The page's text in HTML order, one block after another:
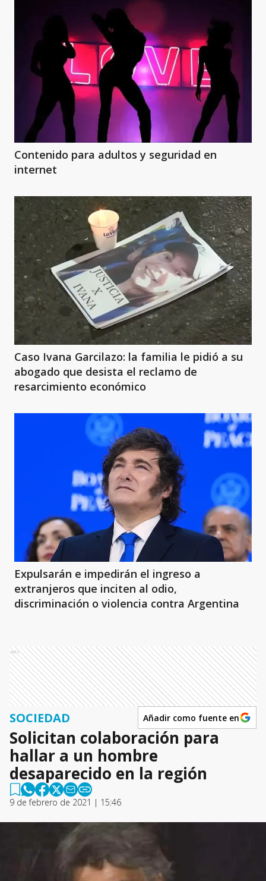
Contenido para adultos y seguridad en
internet
Caso Ivana Garcilazo: la familia le pidió a su
abogado que desista el reclamo de
resarcimiento económico
Expulsarán e impedirán el ingreso a
extranjeros que inciten al odio,
discriminación o violencia contra Argentina
Ads
SOCIEDAD Añadir como fuente en
Solicitan colaboración para
hallar a un hombre
desaparecido en la región
9 de febrero de 2021 | 15:46